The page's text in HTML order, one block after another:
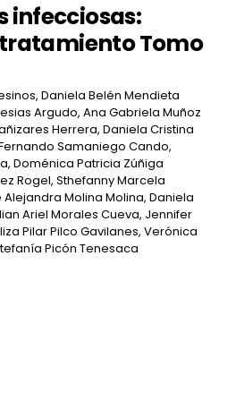
infecciosas:
Tomo
Daniela Belén Mendieta
Argudo, Ana Gabriela Muñoz
Herrera, Daniela Cristina
Samaniego Cando,
Doménica Patricia Zúñiga
Rogel, Sthefanny Marcela
Molina Molina, Daniela
Ariel Morales Cueva, Jennifer
Pilar Pilco Gavilanes, Verónica
Picón Tenesaca